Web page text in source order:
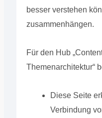
besser verstehen
zusammenhängen.
Für den Hub
Themenarchitektur“
Diese Seite
Verbindung